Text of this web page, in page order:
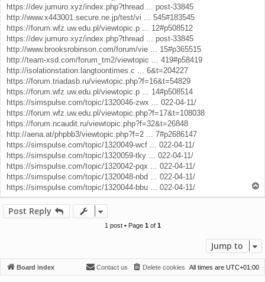
https://dev.jumuro.xyz/index.php?thread ... post-33845
http://www.x443001.secure.ne.jp/test/vi ... 545#183545
https://forum.wfz.uw.edu.pl/viewtopic.p ... 12#p508512
https://dev.jumuro.xyz/index.php?thread ... post-33845
http://www.brooksrobinson.com/forum/vie ... 15#p365515
http://team-xsd.com/forum_tm2/viewtopic ... 419#p58419
http://isolationstation.langtoontimes.c ... 6&t=204227
https://forum.triadasb.ru/viewtopic.php?f=16&t=54829
https://forum.wfz.uw.edu.pl/viewtopic.p ... 14#p508514
https://simspulse.com/topic/1320046-zwx ... 022-04-11/
https://forum.wfz.uw.edu.pl/viewtopic.php?f=17&t=108038
https://forum.ncaudit.ru/viewtopic.php?f=32&t=26848
http://aena.at/phpbb3/viewtopic.php?f=2 ... 7#p2686147
https://simspulse.com/topic/1320049-wcf ... 022-04-11/
https://simspulse.com/topic/1320059-tky ... 022-04-11/
https://simspulse.com/topic/1320042-pqx ... 022-04-11/
https://simspulse.com/topic/1320048-nbd ... 022-04-11/
https://simspulse.com/topic/1320044-bbu ... 022-04-11/
o
Post Reply
1 post • Page 1of 1
Jump to
Board index All times are UTC+01:00
Delete cookies
Contact us